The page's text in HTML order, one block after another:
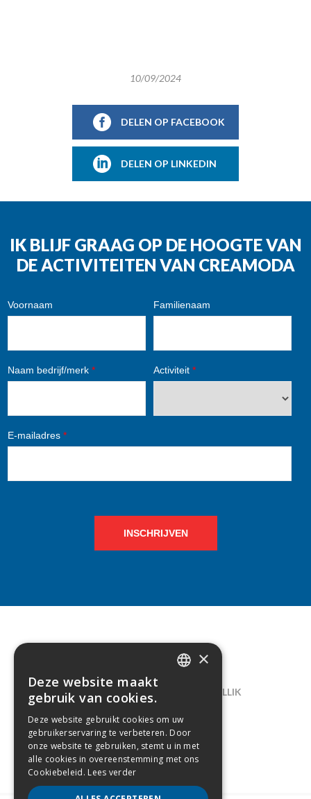
10/09/2024
DELEN OP FACEBOOK
DELEN OP LINKEDIN
IK BLIJF GRAAG OP DE HOOGTE VAN
DE ACTIVITEITEN VAN CREAMODA
Voornaam Familienaam
Naam bedrijf/merk * Activiteit *
E-mailadres *
INSCHRIJVEN
CONTACT
LELIEGAARDE 22, B-1731 ZELLIK
02/238.10.11
INFO@CREAMODA.BE
BE0407.694.265
×
Deze website maakt
gebruik van cookies.
Deze website gebruikt cookies om uw
gebruikerservaring te verbeteren. Door
onze website te gebruiken, stemt u in met
alle cookies in overeenstemming met ons
Cookiebeleid. Lees verder